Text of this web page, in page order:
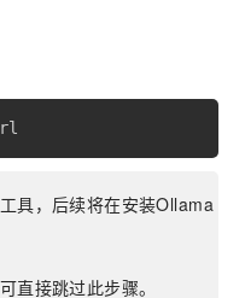
具，后续将在安装Ollama
直接跳过此步骤。